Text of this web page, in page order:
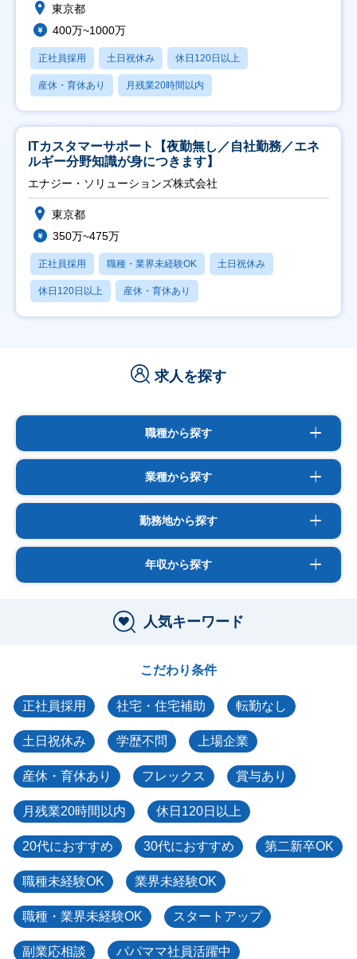
東京都
400万~1000万
正社員採用 土日祝休み 休日120日以上
産休・育休あり 月残業20時間以内
ITカスタマーサポート【夜勤無し／自社勤務／エネ
ルギー分野知識が身につきます】
エナジー・ソリューションズ株式会社
東京都
350万~475万
正社員採用 職種・業界未経験OK 土日祝休み
休日120日以上 産休・育休あり
求人を探す
職種から探す
業種から探す
勤務地から探す
年収から探す
人気キーワード
こだわり条件
正社員採用 社宅・住宅補助 転勤なし
土日祝休み 学歴不問 上場企業
産休・育休あり フレックス 賞与あり
月残業20時間以内 休日120日以上
20代におすすめ 30代におすすめ 第二新卒OK
職種未経験OK 業界未経験OK
職種・業界未経験OK スタートアップ
副業応相談 パパママ社員活躍中